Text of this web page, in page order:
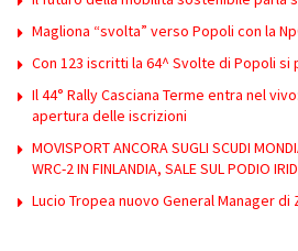
Magliona “svolta” verso Popoli con la
Con 123 iscritti la 64^ Svolte di Popoli si
Il 44° Rally Casciana Terme entra nel
apertura delle iscrizioni
MOVISPORT ANCORA SUGLI SCUDI
WRC-2 IN FINLANDIA, SALE SUL PODIO
Lucio Tropea nuovo General Manager di